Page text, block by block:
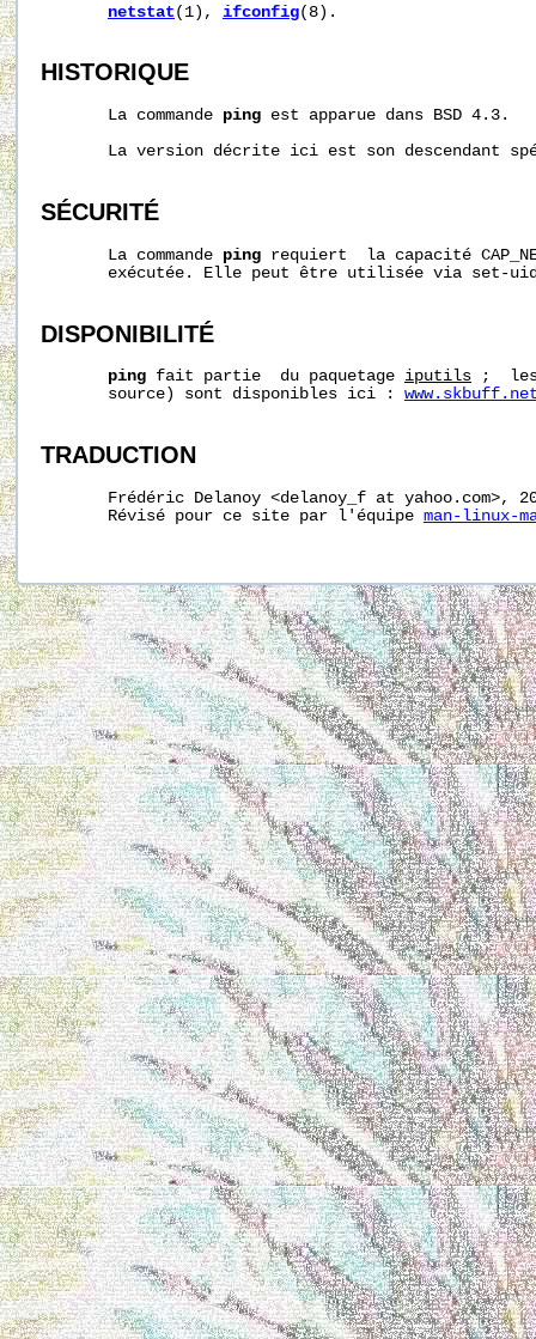
netstat (1), ifconfig(8).
HISTORIQUE
       La commande
ping est apparue dans BSD 4.3.
La version décrite ici est son descendant
SÉCURITÉ
       La commande
ping requiert  la capacité
exécutée. Elle peut être utilisée via set-
DISPONIBILITÉ
ping fait partie  du paquetage iputils ;  les
       source) sont disponibles ici :
TRADUCTION
Frédéric Delanoy <delanoy_f at yahoo.com>,
       Révisé pour ce site par l'équipe
man-linux-